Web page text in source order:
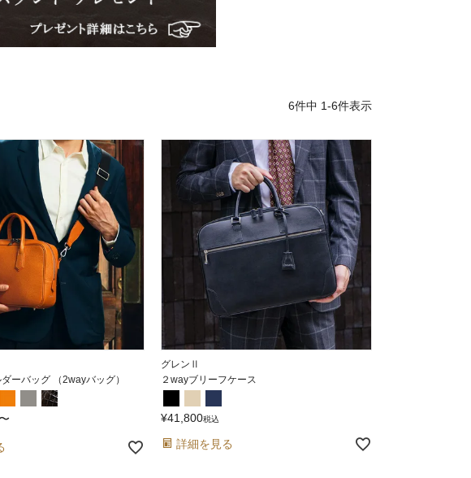
6件中 1-6件表示
ーバッグ （2wayバッグ）
〜
グレンⅡ
２wayブリーフケース
¥41,800税込
詳細を見る